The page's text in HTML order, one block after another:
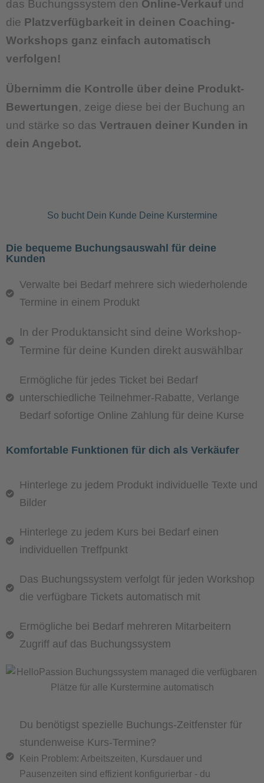
das Buchungssystem den Online-Verkauf und
die Platzverfügbarkeit in deinen Coaching-
Workshops ganz einfach automatisch
verfolgen!
Übernimm die Kontrolle über deine Produkt-
Bewertungen, zeige diese bei der Buchung an
und stärke so das Vertrauen deiner Kunden in
dein Angebot.
So bucht Dein Kunde Deine Kurstermine
Die bequeme Buchungsauswahl für deine
Kunden
Verwalte bei Bedarf mehrere sich wiederholende
Termine in einem Produkt
In der Produktansicht sind deine Workshop-
Termine für deine Kunden direkt auswählbar
Ermögliche für jedes Ticket bei Bedarf
unterschiedliche Teilnehmer-Rabatte, Verlange
Bedarf sofortige Online Zahlung für deine Kurse
Komfortable Funktionen für dich als Verkäufer
Hinterlege zu jedem Produkt individuelle Texte und
Bilder
Hinterlege zu jedem Kurs bei Bedarf einen
individuellen Treffpunkt
Das Buchungssystem verfolgt für jeden Workshop
die verfügbare Tickets automatisch mit
Ermögliche bei Bedarf mehreren Mitarbeitern
Zugriff auf das Buchungssystem
Du benötigst spezielle Buchungs-Zeitfenster für
stundenweise Kurs-Termine?
Kein Problem: Arbeitszeiten, Kursdauer und
Pausenzeiten sind effizient konfigurierbar - du